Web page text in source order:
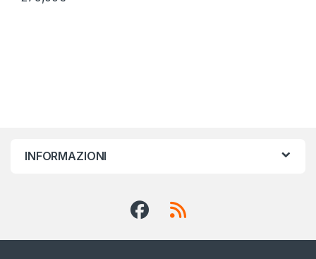
INFORMAZIONI